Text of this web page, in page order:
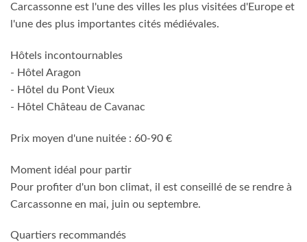
Carcassonne est l'une des villes les plus visitées d'Europe et
l'une des plus importantes cités médiévales.
Hôtels incontournables
- Hôtel Aragon
- Hôtel du Pont Vieux
- Hôtel Château de Cavanac
Prix moyen d'une nuitée : 60-90 €
Moment idéal pour partir
Pour profiter d'un bon climat, il est conseillé de se rendre à
Carcassonne en mai, juin ou septembre.
Quartiers recommandés